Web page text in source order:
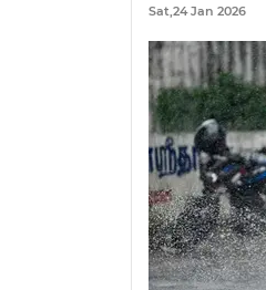
Sat,24 Jan 2026